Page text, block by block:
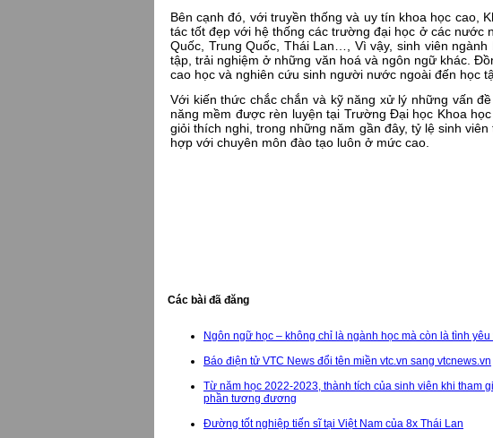
Bên cạnh đó, với truyền thống và uy tín khoa học cao,
tác tốt đẹp với hệ thống các trường đại học ở các nước
Quốc, Trung Quốc, Thái Lan…, Vì vậy, sinh viên
tập, trải nghiệm ở những văn hoá và ngôn ngữ khác.
cao học và nghiên cứu sinh người nước ngoài đến học
Với kiến thức chắc chắn và kỹ năng xử lý những vấn
năng mềm được rèn luyện tại Trường Đại học Khoa
giỏi thích nghi, trong những năm gần đây, tỷ lệ sinh
hợp với chuyên môn đào tạo luôn ở mức cao.
Các bài đã đăng
Ngôn ngữ học – không chỉ là ngành học mà còn là tình yêu
Báo điện tử VTC News đổi tên miền vtc.vn sang vtcnews.vn
Từ năm học 2022-2023, thành tích của sinh viên khi tham
phần tương đương
Đường tốt nghiệp tiến sĩ tại Việt Nam của 8x Thái Lan